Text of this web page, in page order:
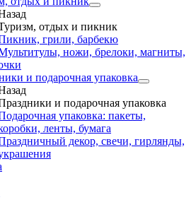
отдых и пикник
грили, барбекю
ножи, брелоки, магниты,
и подарочная упаковка
и подарочная упаковка
упаковка: пакеты,
ленты, бумага
декор, свечи, гирлянды,